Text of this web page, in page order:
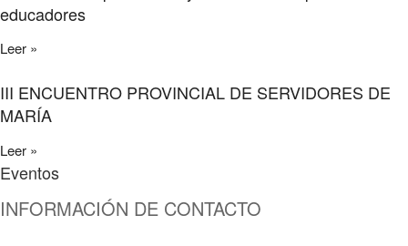
educadores
Leer »
III ENCUENTRO PROVINCIAL DE SERVIDORES DE
MARÍA
Leer »
Eventos
INFORMACIÓN DE CONTACTO